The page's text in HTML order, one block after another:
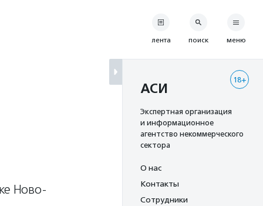
Ново-
лента поиск меню
18+
АСИ
Экспертная организация
и информационное
агентство некоммерческого
сектора
О нас
Контакты
Сотрудники